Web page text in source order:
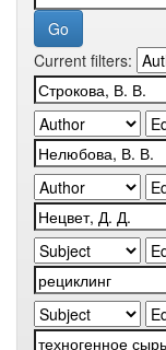
Current filters: